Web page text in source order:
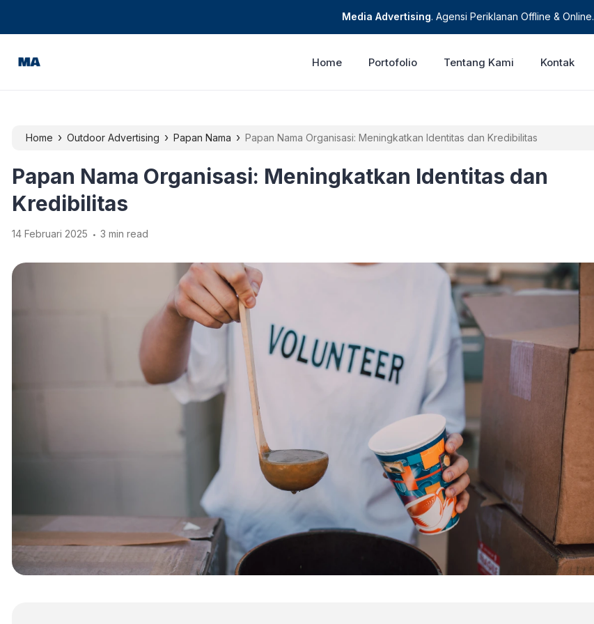
Media Advertising. Agensi Periklanan Offline & Online.
Home Portofolio Tentang Kami Kontak
Home › Outdoor Advertising › Papan Nama › Papan Nama Organisasi: Meningkatkan Identitas dan Kredibilitas
Papan Nama Organisasi: Meningkatkan Identitas dan
Kredibilitas
14 Februari 2025 . 3 min read